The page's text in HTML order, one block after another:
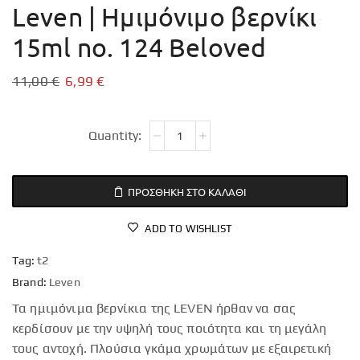
Leven | Ημιμόνιμο βερνίκι
15ml no. 124 Beloved
11,00€ 6,99€
ΠΡΟΣΘΉΚΗ ΣΤΟ ΚΑΛΆΘΙ
ADD TO WISHLIST
Tag: t2
Brand: Leven
Τα ημιμόνιμα βερνίκια της LEVEN ήρθαν να σας
κερδίσουν με την υψηλή τους ποιότητα και τη μεγάλη
τους αντοχή. Πλούσια γκάμα χρωμάτων με εξαιρετική